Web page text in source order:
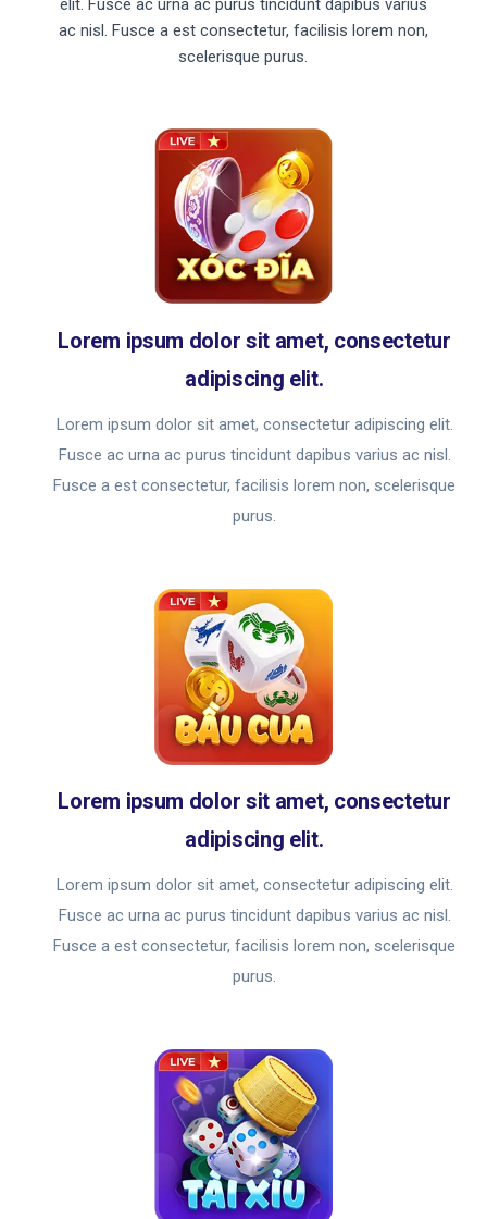
elit. Fusce ac urna ac purus tincidunt dapibus varius
ac nisl. Fusce a est consectetur, facilisis lorem non,
scelerisque purus.
Lorem ipsum dolor sit amet, consectetur
adipiscing elit.
Lorem ipsum dolor sit amet, consectetur adipiscing elit.
Fusce ac urna ac purus tincidunt dapibus varius ac nisl.
Fusce a est consectetur, facilisis lorem non, scelerisque
purus.
Lorem ipsum dolor sit amet, consectetur
adipiscing elit.
Lorem ipsum dolor sit amet, consectetur adipiscing elit.
Fusce ac urna ac purus tincidunt dapibus varius ac nisl.
Fusce a est consectetur, facilisis lorem non, scelerisque
purus.